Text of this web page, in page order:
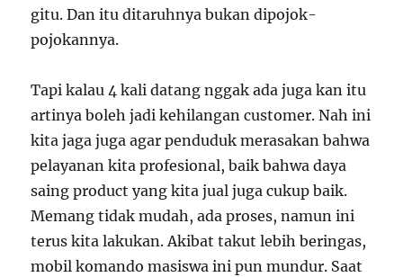
gitu. Dan itu ditaruhnya bukan dipojok-
pojokannya.
Tapi kalau 4 kali datang nggak ada juga kan itu
artinya boleh jadi kehilangan customer. Nah ini
kita jaga juga agar penduduk merasakan bahwa
pelayanan kita profesional, baik bahwa daya
saing product yang kita jual juga cukup baik.
Memang tidak mudah, ada proses, namun ini
terus kita lakukan. Akibat takut lebih beringas,
mobil komando masiswa ini pun mundur. Saat